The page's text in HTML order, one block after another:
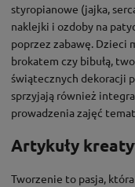
styropianowe (jajka,
naklejki i ozdoby na
poprzez zabawę. Dzieci
brokatem czy bibułą,
świątecznych dekoracji
sprzyjają również
prowadzenia zajęć
Artykuły
Tworzenie to pasja,